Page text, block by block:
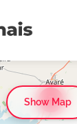
5
Show Map